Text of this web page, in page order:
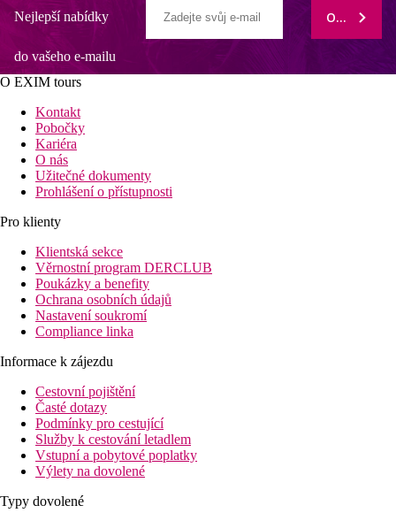
Nejlepší nabídky
do vašeho e-mailu
ODEBÍRAT
O EXIM tours
Kontakt
Pobočky
Kariéra
O nás
Užitečné dokumenty
Prohlášení o přístupnosti
Pro klienty
Klientská sekce
Věrnostní program DERCLUB
Poukázky a benefity
Ochrana osobních údajů
Nastavení soukromí
Compliance linka
Informace k zájezdu
Cestovní pojištění
Časté dotazy
Podmínky pro cestující
Služby k cestování letadlem
Vstupní a pobytové poplatky
Výlety na dovolené
Typy dovolené